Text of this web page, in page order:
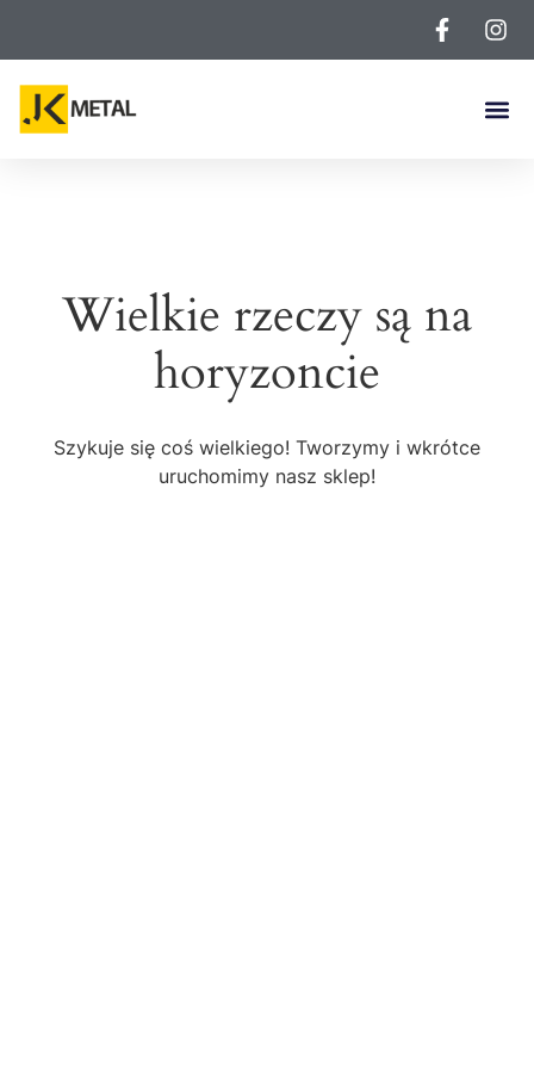
Wielkie rzeczy są na
horyzoncie
Szykuje się coś wielkiego! Tworzymy i wkrótce
uruchomimy nasz sklep!